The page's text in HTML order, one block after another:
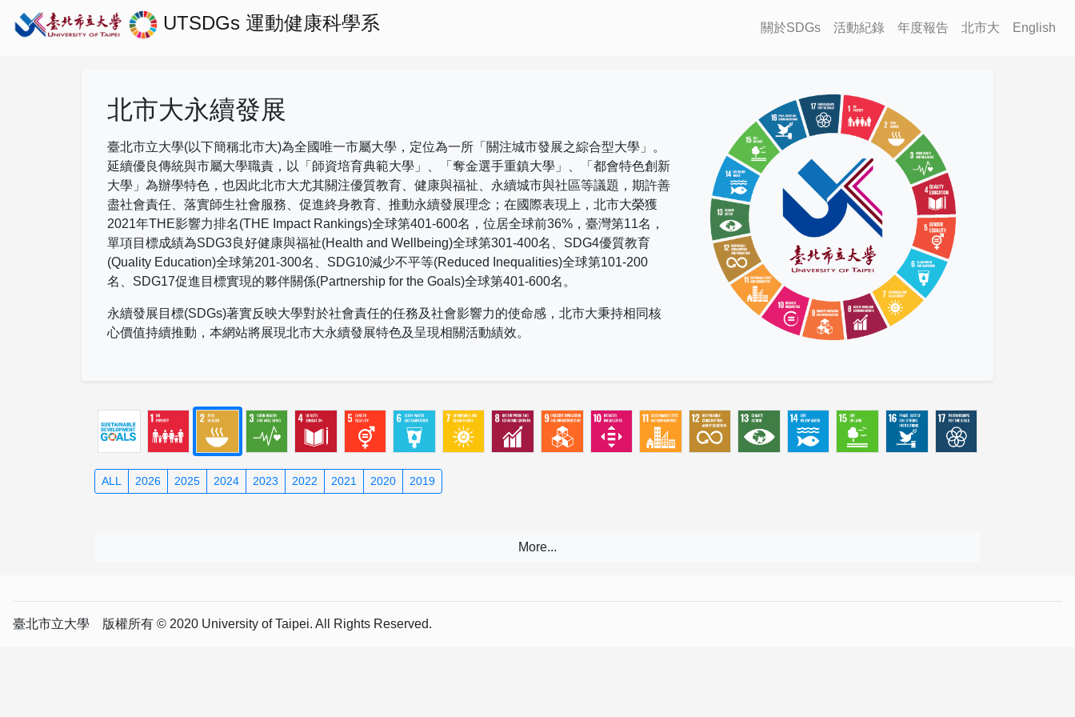
UTSDGs 運動健康科學系 關於SDGs 活動紀錄 年度報告 北市大 English
北市大永續發展
臺北市立大學(以下簡稱北市大)為全國唯一市屬大學，定位為一所「關注城市發展之綜合型大學」。
延續優良傳統與市屬大學職責，以「師資培育典範大學」、「奪金選手重鎮大學」、「都會特色創新
大學」為辦學特色，也因此北市大尤其關注優質教育、健康與福祉、永續城市與社區等議題，期許善
盡社會責任、落實師生社會服務、促進終身教育、推動永續發展理念；在國際表現上， 北市大榮獲
2021年THE影響力排名(THE Impact Rankings)全球第401-600名，位居全球前36% ，臺灣第11名，
單項目標成績為SDG3良好健康與福祉(Health and Wellbeing)全球第301-400名、 SDG4優質教育
(Quality Education)全球第201-300名、 SDG10減少不平等(Reduced Inequalities)全球第101-200
名、 SDG17促進目標實現的夥伴關係(Partnership for the Goals)全球第401-600名。
永續發展目標(SDGs)著實反映大學對於社會責任的任務及社會影響力的使命感，北市大秉持相同核
心價值持續推動，本網站將展現北市大永續發展特色及呈現相關活動績效。
ALL 2026 2025 2024 2023 2022 2021 2020 2019
臺北市立大學 版權所有 © 2020 University of Taipei. All Rights Reserved.